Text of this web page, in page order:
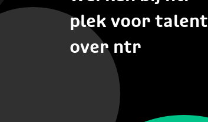
plek voor talent
over ntr